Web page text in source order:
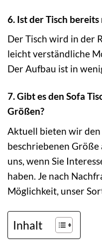
6. Ist der Tisch
Der Tisch wird in der
leicht verständliche
Der Aufbau ist in
7. Gibt es den Sofa
Größen?
Aktuell bieten wir den
beschriebenen
uns, wenn Sie
haben. Je nach
Möglichkeit, unser
Inhalt